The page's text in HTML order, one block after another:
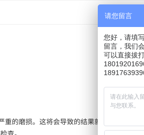
的磨损。这将会导致的结果就是，随着时间
查。
请您留言
您好，请填
留言，我们
可以直接拔